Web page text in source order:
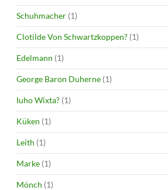
Schuhmacher (1)
Clotilde Von Schwartzkoppen? (1)
Edelmann (1)
George Baron Duherne (1)
Iuho Wixta? (1)
Küken (1)
Leith (1)
Marke (1)
Mönch (1)